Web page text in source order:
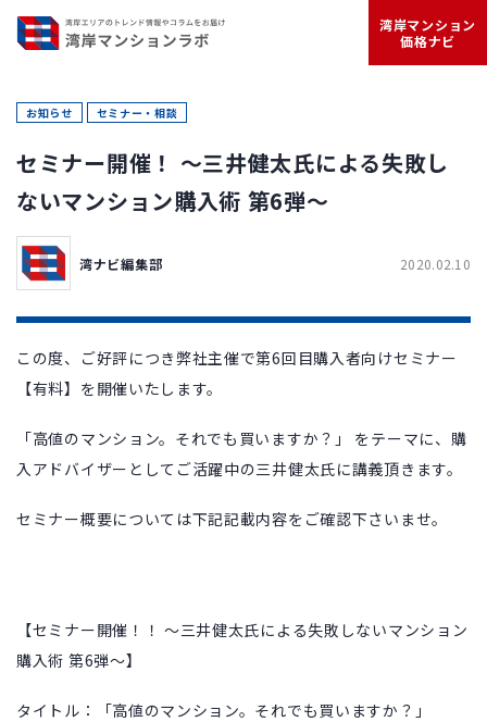
湾岸マンション
価格ナビ
お知らせ セミナー・相談
セミナー開催！ ～三井健太氏による失敗し
ないマンション購入術 第6弾～
湾ナビ編集部 2020.02.10
この度、ご好評につき弊社主催で第6回目購入者向けセミナー
【有料】を開催いたします。
「高値のマンション。それでも買いますか？」 をテーマに、購
入アドバイザーとしてご活躍中の三井健太氏に講義頂きます。
セミナー概要については下記記載内容をご確認下さいませ。
【セミナー開催！！ ～三井健太氏による失敗しないマンション
購入術 第6弾～】
タイトル：「高値のマンション。それでも買いますか？」